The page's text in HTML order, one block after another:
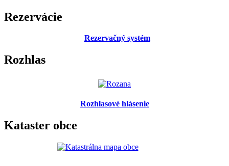
Rezervácie
Rezervačný systém
Rozhlas
Rozhlasové hlásenie
Kataster obce